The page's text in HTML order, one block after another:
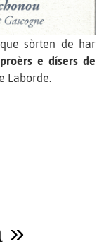
que sòrten de har
e dísers de
Laborde.
»